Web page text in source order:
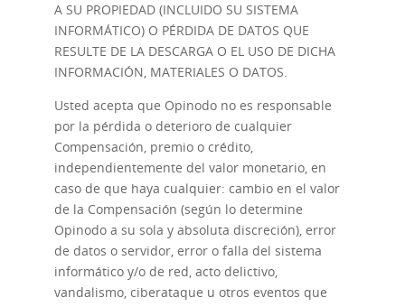
A SU PROPIEDAD (INCLUIDO SU SISTEMA
INFORMÁTICO) O PÉRDIDA DE DATOS QUE
RESULTE DE LA DESCARGA O EL USO DE DICHA
INFORMACIÓN, MATERIALES O DATOS.
Usted acepta que Opinodo no es responsable
por la pérdida o deterioro de cualquier
Compensación, premio o crédito,
independientemente del valor monetario, en
caso de que haya cualquier: cambio en el valor
de la Compensación (según lo determine
Opinodo a su sola y absoluta discreción), error
de datos o servidor, error o falla del sistema
informático y/o de red, acto delictivo,
vandalismo, ciberataque u otros eventos que